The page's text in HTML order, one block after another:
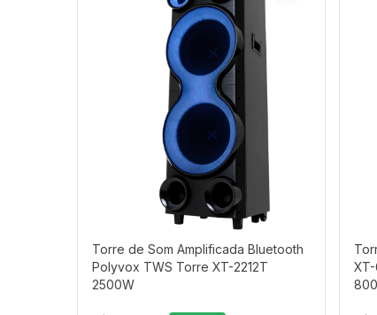
Torre de Som Amplificada Bluetooth
Polyvox TWS Torre XT-2212T
2500W